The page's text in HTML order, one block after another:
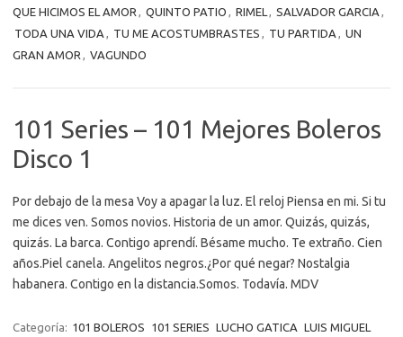
QUE HICIMOS EL AMOR , QUINTO PATIO , RIMEL , SALVADOR GARCIA ,
TODA UNA VIDA , TU ME ACOSTUMBRASTES , TU PARTIDA , UN
GRAN AMOR , VAGUNDO
101 Series – 101 Mejores Boleros
Disco 1
Por debajo de la mesa Voy a apagar la luz. El reloj Piensa en mi. Si tu
me dices ven. Somos novios. Historia de un amor. Quizás, quizás,
quizás. La barca. Contigo aprendí. Bésame mucho. Te extraño. Cien
años.Piel canela. Angelitos negros.¿Por qué negar? Nostalgia
habanera. Contigo en la distancia.Somos. Todavía. MDV
Categoría: 101 BOLEROS 101 SERIES LUCHO GATICA LUIS MIGUEL